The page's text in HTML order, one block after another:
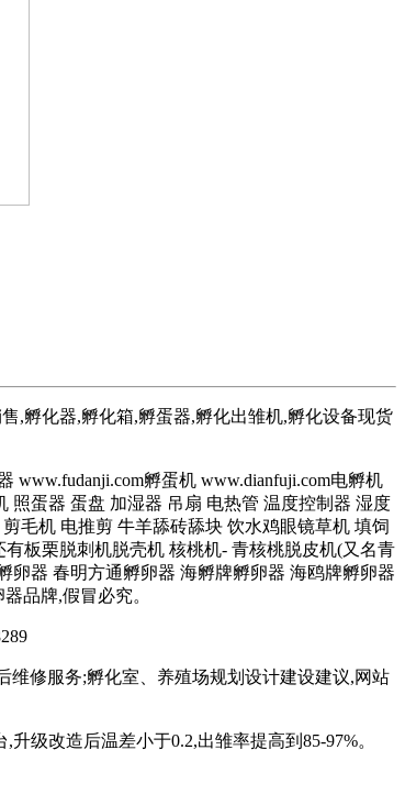
,孵化器,孵化箱,孵蛋器,孵化出雏机,孵化设备现货
www.fudanji.com孵蛋机 www.dianfuji.com电孵机
照蛋器 蛋盘 加湿器 吊扇 电热管 温度控制器 湿度
毛机 电推剪 牛羊舔砖舔块 饮水鸡眼镜草机 填饲
板栗脱刺机脱壳机 核桃机- 青核桃脱皮机(又名青
卵器 春明方通孵卵器 海孵牌孵卵器 海鸥牌孵卵器
品牌,假冒必究。
维修服务;孵化室、养殖场规划设计建设建议,网站
级改造后温差小于0.2,出雏率提高到85-97%。